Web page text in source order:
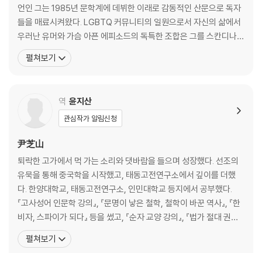
연다.
친구들이 하나둘 병마에 쓰러져가는 절망적인 상황에서도 파울은 유머와
화려함을 잃지 않는다. 그는 죽음을 앞둔 친구들에게 비참함 대신 우아한
작별을 선물하려 애쓴다. 가르델은 파울이라는 인물을 통해, 죽음이 지배
항이었다. 스웨덴은 인권과 복지의 선진국으로 자부해왔지만, 1980년대
에이즈 위기 당시 그들이 보여준 태도는 결코 명예롭지 못했다. 국가는 그
요나스 가르델은 이 작품을 통해 스웨덴 사회가 오랫동안 덮어두었던 부끄
러운 역사를 정면으로 응시하게 했다. 작가는 소설 중간중간 실제 신문 기
사와 통계 자료를 삽입하여, 허구가 아닌 현실의 비극임을 상기시켰다. 그
는 ‘기억되지 않는 고통은 반복된다’는 신념 아래, 독자들로 하여금 지워진
이름들을 하나하나 소환하여 마음속에 새기게 했다.
베니아민의 배경인 ‘여호와의 증인’ 공동체는 소설에서 또 다른 형태의 억
언인 그는 1985년 문학계에 데뷔한 이래로 감동적인 산문으로 독자
들을 매료시켜왔다. LGBTQ 커뮤니티의 일원으로서 자신의 삶에서
우러난 유머와 가슴 아픈 에피소드의 독특한 조합은 그를 스칸디나비
아의 트렌드를 선도하는 작가로 만들었다. 그의 대표작인 『장갑 없이
눈물을 닦지 마세요』는 인구 9백만의 스웨덴에서 60만 부가 팔리면
펼쳐보기
역 윤지산
관심작가 알림신청
尹芝山
퇴락한 고가에서 먹 가는 소리와 댓바람을 들으며 성장했다. 선조의
유묵을 통해 중국학을 시작했고, 태동고전연구소에서 깊이를 더했
다. 한양대학교, 태동고전연구소, 인민대학교 등지에서 공부했다.
『고사성어 인문학 강의』, 『문명이 낳은 철학, 철학이 바꾼 역사』, 『한
비자, 스파이가 되다』 등을 썼고, 『순자 교양 강의』, 『법가 절대 권력
의 기술』, 『어린 왕자』 등을 번역했다. 또 『논어』, 『도덕경』, 『중용』을
한글로 옮겼다. 바둑에 관심이 많아 〈영남일보〉에 기보 칼럼을 연재했
펼쳐보기